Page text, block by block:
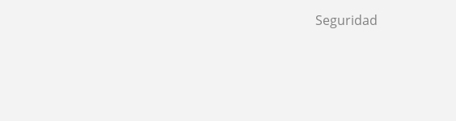
Seguridad